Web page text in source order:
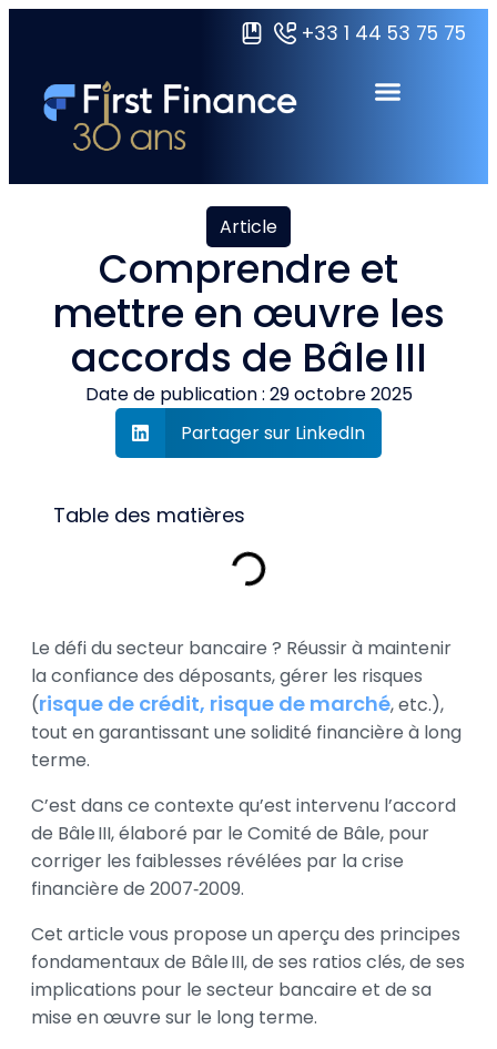
+33 1 44 53 75 75
Article
Comprendre et
mettre en œuvre les
accords de Bâle III
Date de publication : 29 octobre 2025
Partager sur LinkedIn
Table des matières
Le défi du secteur bancaire ? Réussir à maintenir
la confiance des déposants, gérer les risques
(risque de crédit, risque de marché, etc.),
tout en garantissant une solidité financière à long
terme.
C’est dans ce contexte qu’est intervenu l’accord
de Bâle III, élaboré par le Comité de Bâle, pour
corriger les faiblesses révélées par la crise
financière de 2007‑2009.
Cet article vous propose un aperçu des principes
fondamentaux de Bâle III, de ses ratios clés, de ses
implications pour le secteur bancaire et de sa
mise en œuvre sur le long terme.